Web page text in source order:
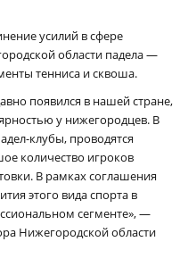
усилий в сфере
области падела —
тенниса и сквоша.
появился в нашей стране,
у нижегородцев. В
клубы, проводятся
количество игроков
В рамках соглашения
этого вида спорта в
сегменте», —
Нижегородской области